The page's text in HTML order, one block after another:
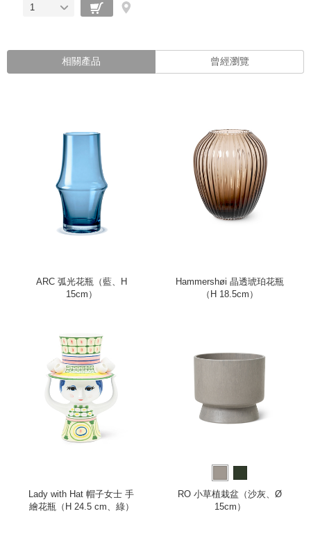
1
相關產品 曾經瀏覽
ARC 弧光花瓶（藍、H
15cm）
Hammershøi 晶透琥珀花瓶
（H 18.5cm）
Lady with Hat 帽子女士 手
繪花瓶（H 24.5 cm、綠）
RO 小草植栽盆（沙灰、Ø
15cm）